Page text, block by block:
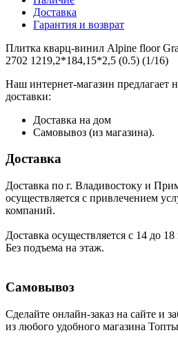
Доставка
Гарантия и возврат
Плитка кварц-винил Alpine floor
2702 1219,2*184,15*2,5 (0.5) (1/16)
Наш интернет-магазин предлагает
доставки:
Доставка на дом
Самовывоз (из магазина).
Доставка
Доставка по г. Владивостоку и
осуществляется с привлечением
компаний.
Доставка осуществляется с 14 до
Без подъема на этаж.
Самовывоз
Сделайте онлайн-заказ на сайте и
из любого удобного магазина